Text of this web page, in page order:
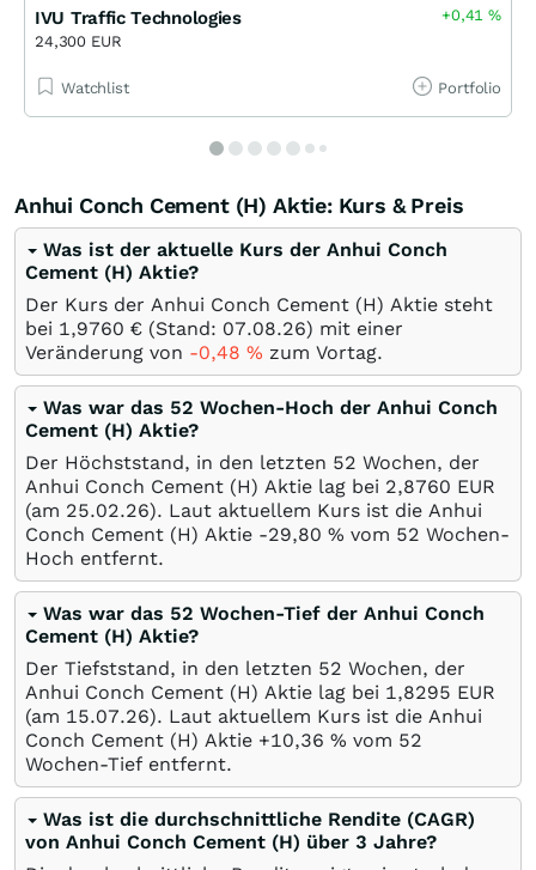
IVU Traffic Technologies
24,300 EUR
+0,41%
Watchlist Portfolio
Anhui Conch Cement (H) Aktie: Kurs & Preis
Was ist der aktuelle Kurs der Anhui Conch
Cement (H) Aktie?
Der Kurs der Anhui Conch Cement (H) Aktie steht
bei 1,9760 € (Stand: 07.08.26) mit einer
Veränderung von -0,48 % zum Vortag.
Was war das 52 Wochen-Hoch der Anhui Conch
Cement (H) Aktie?
Der Höchststand, in den letzten 52 Wochen, der
Anhui Conch Cement (H) Aktie lag bei 2,8760 EUR
(am 25.02.26). Laut aktuellem Kurs ist die Anhui
Conch Cement (H) Aktie -29,80 % vom 52 Wochen-
Hoch entfernt.
Was war das 52 Wochen-Tief der Anhui Conch
Cement (H) Aktie?
Der Tiefststand, in den letzten 52 Wochen, der
Anhui Conch Cement (H) Aktie lag bei 1,8295 EUR
(am 15.07.26). Laut aktuellem Kurs ist die Anhui
Conch Cement (H) Aktie +10,36 % vom 52
Wochen-Tief entfernt.
Was ist die durchschnittliche Rendite (CAGR)
von Anhui Conch Cement (H) über 3 Jahre?